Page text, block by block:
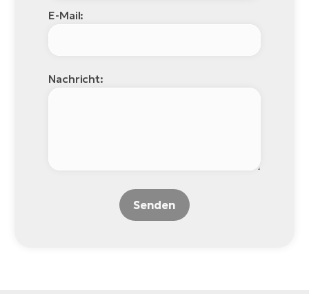
E-Mail:
Nachricht:
Senden